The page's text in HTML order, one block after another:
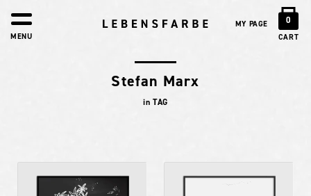
MY PAGE 0
CART
MENU
Stefan Marx
in TAG